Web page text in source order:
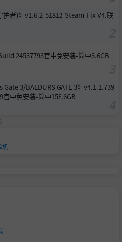
护者)》v1.6.2-51812-Steam-Fix V4.联
24537793官中免安装-简中3.6GB
Gate 3/BALDURS GATE 3》v4.1.1.739
中免安装-简中158.6GB
机